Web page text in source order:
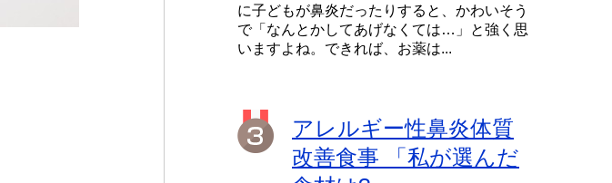
に子どもが鼻炎だったりすると、かわいそう
で「なんとかしてあげなくては…」と強く思
いますよね。できれば、お薬は...
アレルギー性鼻炎体質
改善食事 「私が選んだ